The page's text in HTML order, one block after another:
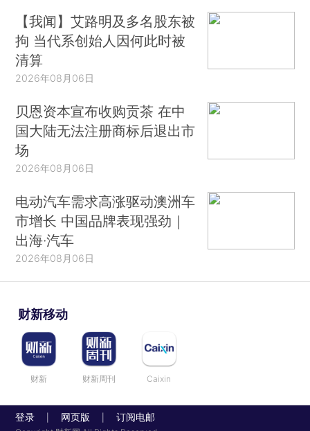
【我闻】艾路明及多名股东被
拘 当代系创始人因何此时被
清算
2026年08月06日
贝恩资本宣布收购贡茶 在中
国大陆无法注册商标后退出市
场
2026年08月06日
电动汽车需求高涨驱动澳洲车
市增长 中国品牌表现强劲｜
出海·汽车
2026年08月06日
财新移动
财新 财新周刊 Caixin
登录 网页版 订阅电邮